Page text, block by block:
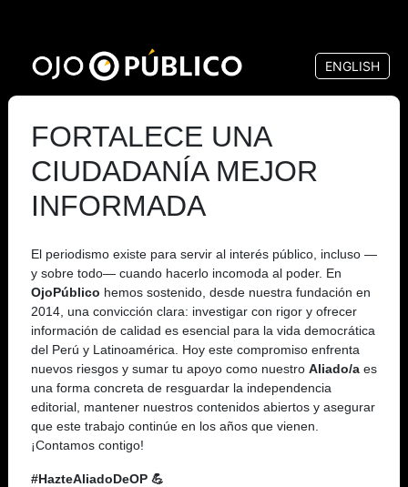
contenido
principal
ENGLISH
FORTALECE UNA
CIUDADANÍA MEJOR
INFORMADA
El periodismo existe para servir al interés público, incluso —
y sobre todo— cuando hacerlo incomoda al poder. En
OjoPúblico hemos sostenido, desde nuestra fundación en
2014, una convicción clara: investigar con rigor y ofrecer
información de calidad es esencial para la vida democrática
del Perú y Latinoamérica. Hoy este compromiso enfrenta
nuevos riesgos y sumar tu apoyo como nuestro Aliado/a es
una forma concreta de resguardar la independencia
editorial, mantener nuestros contenidos abiertos y asegurar
que este trabajo continúe en los años que vienen.
¡Contamos contigo!
#HazteAliadoDeOP 💪